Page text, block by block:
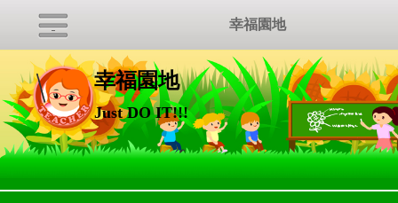
幸福園地
Just DO IT!!!
幸福園地